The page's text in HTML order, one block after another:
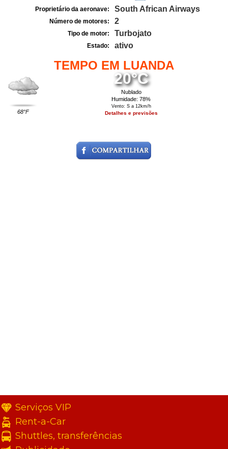
Proprietário da aeronave: South African Airways
Número de motores: 2
Tipo de motor: Turbojato
Estado: ativo
TEMPO EM LUANDA
68°F
20°C
Nublado
Humidade: 78%
Vento: S a 12km/h
Detalhes e previsões
Serviços VIP
Rent-a-Car
Shuttles, transferências